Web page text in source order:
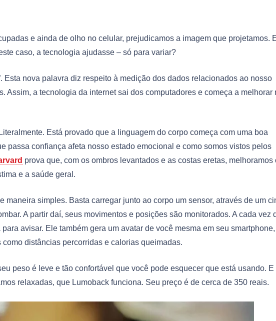
e ainda de olho no celular, prejudicamos a imagem que projetamos.
caso, a tecnologia ajudasse – só para variar?
Esta nova palavra diz respeito à medição dos dados relacionados ao nosso
Assim, a tecnologia da internet sai dos computadores e começa a melhorar
Está provado que a linguagem do corpo começa com uma boa
passa confiança afeta nosso estado emocional e como somos vistos pelos
prova que, com os ombros levantados e as costas eretas, melhoramos
e a saúde geral.
maneira simples. Basta carregar junto ao corpo um sensor, através de um
A partir daí, seus movimentos e posições são monitorados. A cada vez
avisar. Ele também gera um avatar de você mesma em seu
distâncias percorridas e calorias queimadas.
peso é leve e tão confortável que você pode esquecer que está usando. E
relaxadas, que Lumoback funciona. Seu preço é de cerca de 350 reais.